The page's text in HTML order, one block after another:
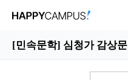
[민속문학] 심청가 감상문